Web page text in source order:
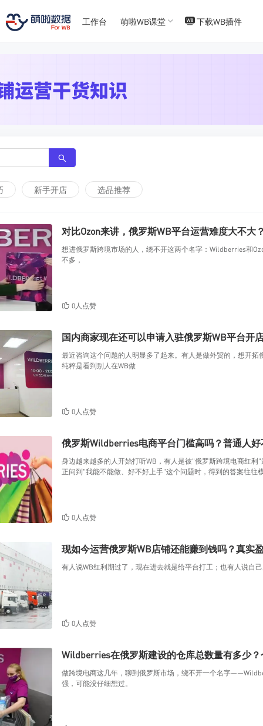
工作台 萌啦WB课堂 下载WB插件
新手开店 选品推荐
对比Ozon来讲，俄罗斯WB平台运营难度大不大
想进俄罗斯跨境市场的人，绕不开这两个名字：Wildberries和
不多，
0人点赞
国内商家现在还可以申请入驻俄罗斯WB平台开
最近咨询这个问题的人明显多了起来。有人是做外贸的，想开
纯粹是看到别人在WB做
0人点赞
俄罗斯Wildberries电商平台门槛高吗？普通人
身边越来越多的人开始打听WB，有人是被"俄罗斯跨境电商红
正问到"我能不能做、好不好上手"这个问题时，得到的答案往往
0人点赞
现如今运营俄罗斯WB店铺还能赚到钱吗？真实
有人说WB红利期过了，现在进去就是给平台打工；也有人说自
0人点赞
Wildberries在俄罗斯建设的仓库总数量有多少
做跨境电商这几年，聊到俄罗斯市场，绕不开一个名字
强，可能没仔细想过。